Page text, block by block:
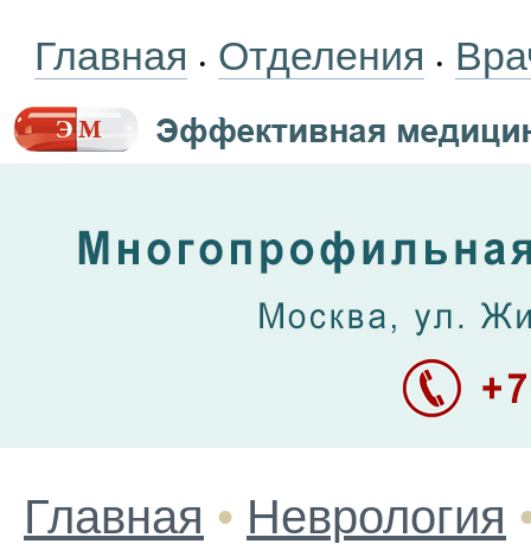
Главная • Отделения •
Главная • Неврология